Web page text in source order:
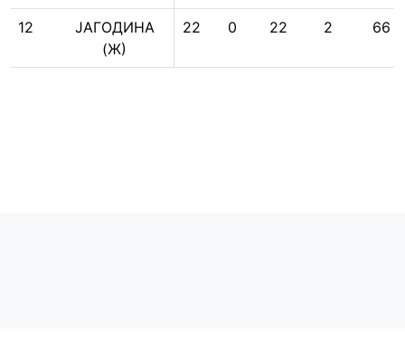
12
ЈАГОДИНА
(Ж)
22 0 22 2 66